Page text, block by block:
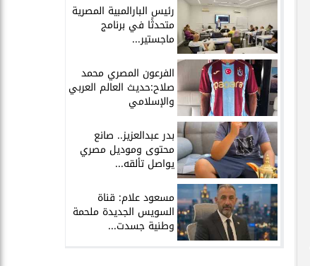
رئيس البارالمبية المصرية
متحدثًا في برنامج
ماجستير...
الفرعون المصري محمد
صلاح:حديث العالم العربي
والإسلامي
بدر عبدالعزيز.. صانع
محتوى وموديل مصري
يواصل تألقه...
مسعود علام: قناة
السويس الجديدة ملحمة
وطنية جسدت...